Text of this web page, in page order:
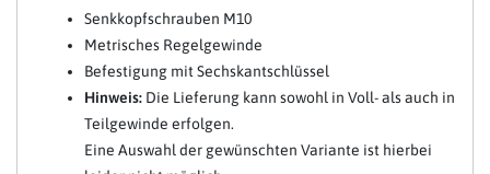
Senkkopfschrauben M10
Metrisches Regelgewinde
Befestigung mit Sechskantschlüssel
Hinweis: Die Lieferung kann sowohl in Voll- als auch in
Teilgewinde erfolgen.
Eine Auswahl der gewünschten Variante ist hierbei